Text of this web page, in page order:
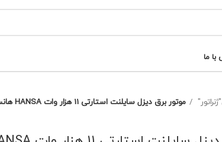
ما
موتور برق دیزل سایلنت استارتی 11 هزار وات HANSA هانسا مدل HG15000SE کد(1)